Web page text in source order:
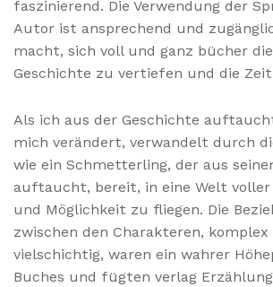
faszinierend. Die Verwendung der
Autor ist ansprechend und
macht, sich voll und ganz bücher
Geschichte zu vertiefen und die Zeit
Als ich aus der Geschichte
mich verändert, verwandelt durch
wie ein Schmetterling, der aus
auftaucht, bereit, in eine Welt voller
und Möglichkeit zu fliegen. Die
zwischen den Charakteren, komplex
vielschichtig, waren ein wahrer
Buches und fügten verlag